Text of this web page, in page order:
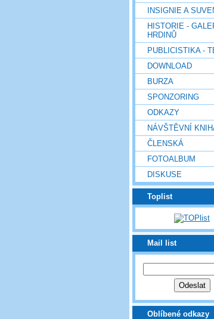
INSIGNIE A
HISTORIE -
HRDINŮ
PUBLICISTIKA -
DOWNLOAD
BURZA
SPONZORING
ODKAZY
NÁVŠTĚVNÍ
ČLENSKÁ
FOTOALBUM
DISKUSE
Toplist
Mail list
Oblíbené odkazy